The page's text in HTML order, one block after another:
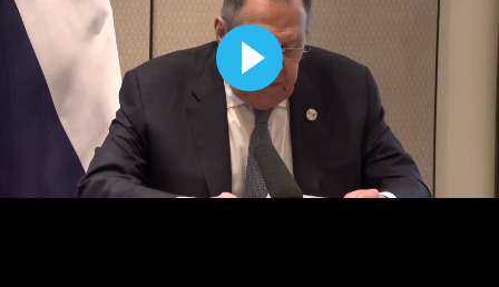
Jurnalistin zaldan çıxarılmasını